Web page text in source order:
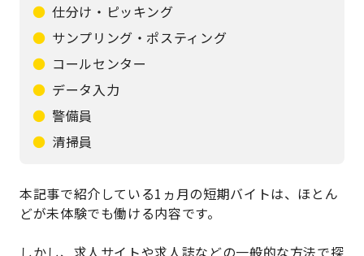
仕分け・ピッキング
サンプリング・ポスティング
コールセンター
データ入力
警備員
清掃員
本記事で紹介している1ヵ月の短期バイトは、ほとん
どが未体験でも働ける内容です。
しかし、求人サイトや求人誌などの一般的な方法で探